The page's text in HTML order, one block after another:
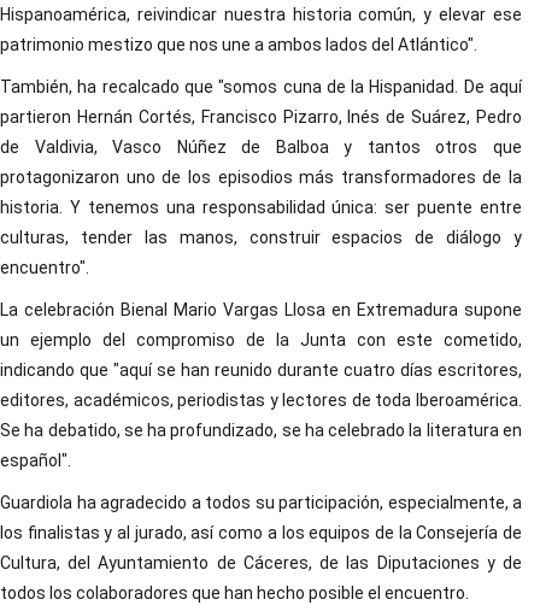
Hispanoamérica, reivindicar nuestra historia común, y elevar ese
patrimonio mestizo que nos une a ambos lados del Atlántico".
También, ha recalcado que "somos cuna de la Hispanidad. De aquí
partieron Hernán Cortés, Francisco Pizarro, Inés de Suárez, Pedro
de Valdivia, Vasco Núñez de Balboa y tantos otros que
protagonizaron uno de los episodios más transformadores de la
historia. Y tenemos una responsabilidad única: ser puente entre
culturas, tender las manos, construir espacios de diálogo y
encuentro".
La celebración Bienal Mario Vargas Llosa en Extremadura supone
un ejemplo del compromiso de la Junta con este cometido,
indicando que "aquí se han reunido durante cuatro días escritores,
editores, académicos, periodistas y lectores de toda Iberoamérica.
Se ha debatido, se ha profundizado, se ha celebrado la literatura en
español".
Guardiola ha agradecido a todos su participación, especialmente, a
los finalistas y al jurado, así como a los equipos de la Consejería de
Cultura, del Ayuntamiento de Cáceres, de las Diputaciones y de
todos los colaboradores que han hecho posible el encuentro.